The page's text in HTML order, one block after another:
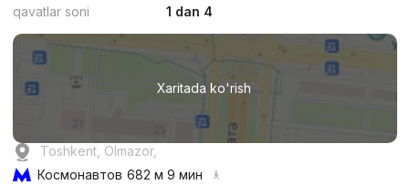
qavatlar soni
1 dan 4
Xaritada ko'rish
Toshkent, Olmazor,
Космонавтов 682 м 9 мин